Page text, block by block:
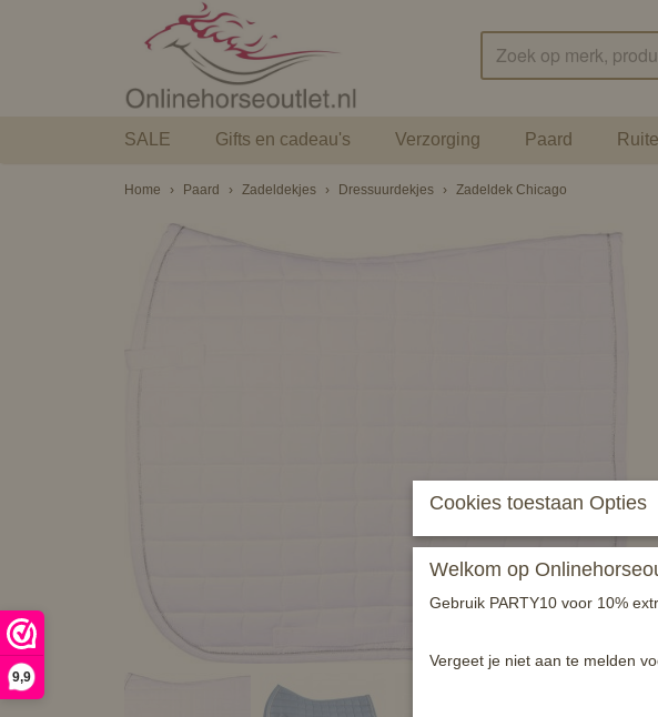
9,9
SALE Gifts en cadeau's Verzorging Paard
Home › Paard › Zadeldekjes › Dressuurdekjes › Zadeldek Chicago
Cookies toestaan Opties
Welkom op
Gebruik PARTY10 voor 10%
Vergeet je niet aan te melden